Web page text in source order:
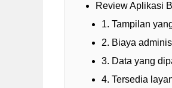
Review Aplikasi
1. Tampilan
2. Biaya
3. Data yang
4. Tersedia